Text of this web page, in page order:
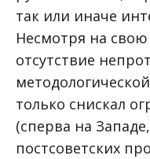
так или иначе
Несмотря на
отсутствие
только снискал
(сперва на
постсоветских